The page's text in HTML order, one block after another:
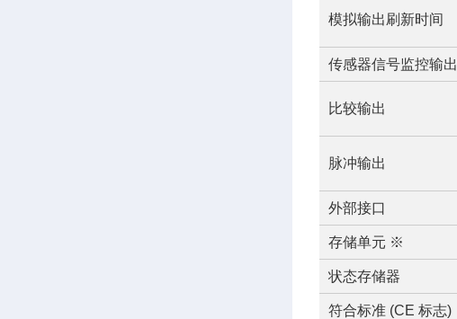
模拟输出刷新时间
传感器信号监控输出
比较输出
脉冲输出
外部接口
存储单元 ※
状态存储器
符合标准 (CE 标志)